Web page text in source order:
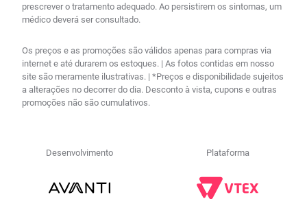
prescrever o tratamento adequado. Ao persistirem os sintomas, um
médico deverá ser consultado.
Os preços e as promoções são válidos apenas para compras via
internet e até durarem os estoques. | As fotos contidas em nosso
site são meramente ilustrativas. | *Preços e disponibilidade sujeitos
a alterações no decorrer do dia. Desconto à vista, cupons e outras
promoções não são cumulativos.
Desenvolvimento Plataforma